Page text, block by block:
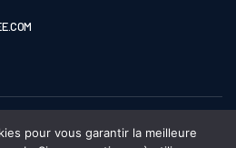
des données
pour vous garantir la meilleure